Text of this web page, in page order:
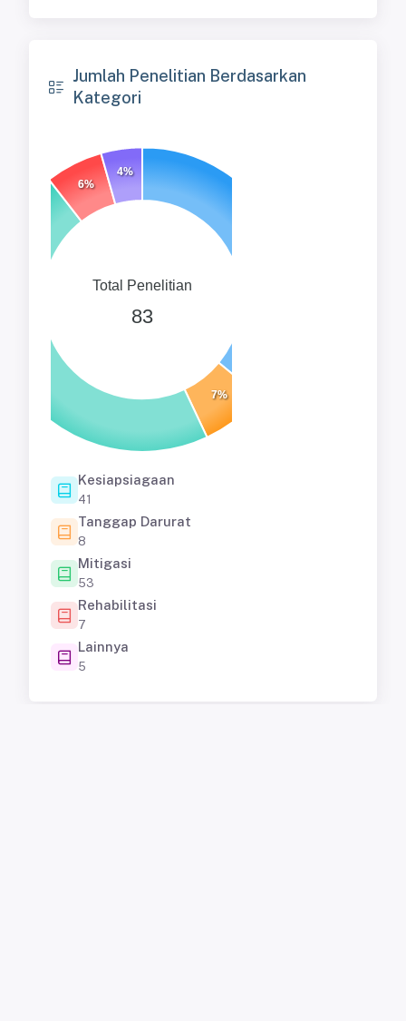
Jumlah Penelitian Berdasarkan
Kategori
7%
6%
4%
Total Penelitian
83
Kesiapsiagaan
41
Tanggap Darurat
8
Mitigasi
53
Rehabilitasi
7
Lainnya
5